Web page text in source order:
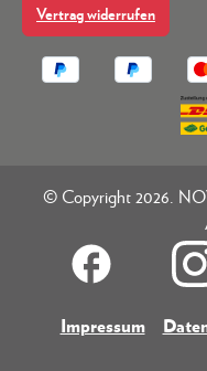
Vertrag widerrufen
© Copyright 2026.
Impressum